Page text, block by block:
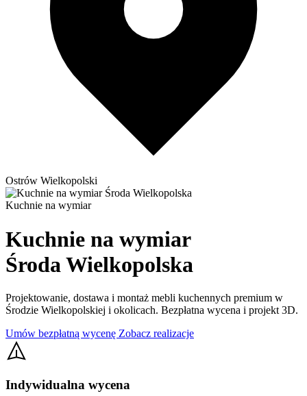
Ostrów Wielkopolski
Kuchnie na wymiar
Kuchnie na wymiar
Środa Wielkopolska
Projektowanie, dostawa i montaż mebli kuchennych premium w
Środzie Wielkopolskiej i okolicach. Bezpłatna wycena i projekt 3D.
Umów bezpłatną wycenę Zobacz realizacje
Indywidualna wycena